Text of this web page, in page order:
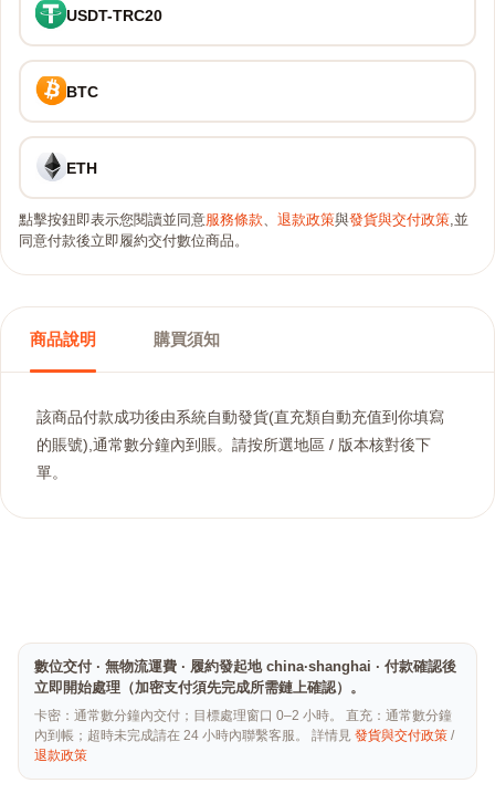
USDT-TRC20
BTC
ETH
點擊按鈕即表示您閱讀並同意服務條款、 退款政策與發貨與交付政策,並
同意付款後立即履約交付數位商品。
商品說明 購買須知
該商品付款成功後由系統自動發貨(直充類自動充值到你填寫
的賬號),通常數分鐘內到賬。請按所選地區 / 版本核對後下
單。
數位交付 · 無物流運費 · 履約發起地 china·shanghai · 付款確認後
立即開始處理（加密支付須先完成所需鏈上確認）。
卡密：通常數分鐘內交付；目標處理窗口 0–2 小時。 直充：通常數分鐘
內到帳；超時未完成請在 24 小時內聯繫客服。 詳情見 發貨與交付政策 /
退款政策